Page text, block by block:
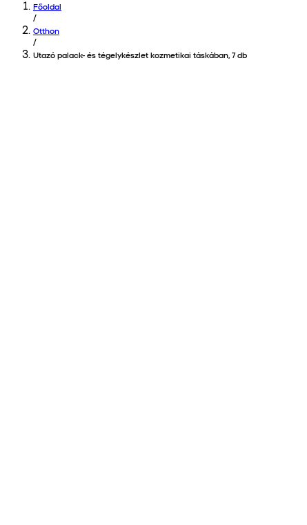
Főoldal
/
Otthon
/
Utazó palack- és tégelykészlet kozmetikai táskában, 7 db